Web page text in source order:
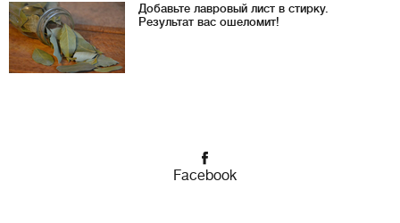
Добавьте лавровый лист в стирку.
Результат вас ошеломит!
Facebook